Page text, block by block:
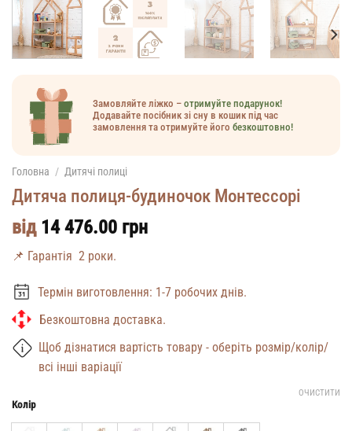
Замовляйте ліжко – отримуйте подарунок!
Додавайте посібник зі сну в кошик під час
замовлення та отримуйте його безкоштовно!
Головна / Дитячі полиці
Дитяча полиця-будиночок Монтессорі
від 14 476.00 грн
📌 Гарантія 2 роки.
Термін виготовлення: 1-7 робочих днів.
Безкоштовна доставка.
Щоб дізнатися вартість товару - оберіть розмір/колір/
всі інші варіації
Колір
ОЧИСТИТИ